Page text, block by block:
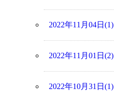
2022年11月04日(1)
2022年11月01日(2)
2022年10月31日(1)